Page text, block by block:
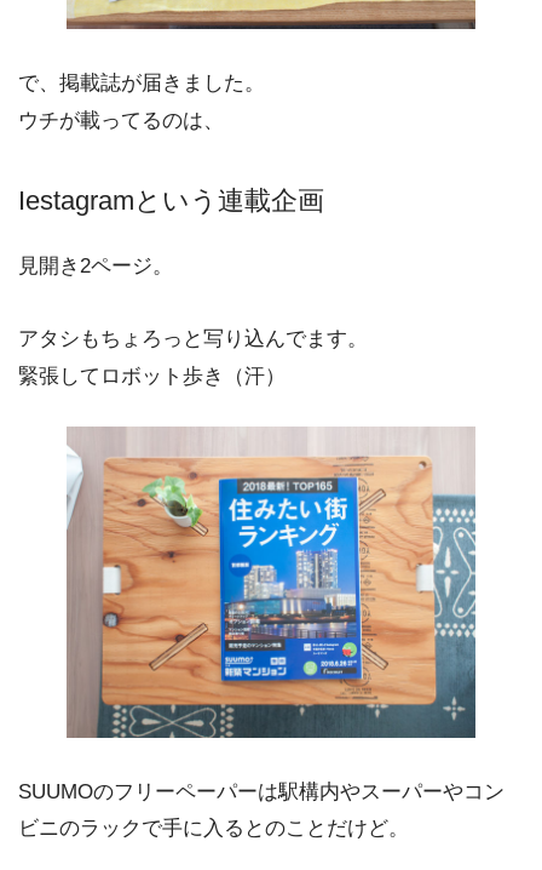
で、掲載誌が届きました。
ウチが載ってるのは、
Iestagramという連載企画
見開き2ページ。
アタシもちょろっと写り込んでます。
緊張してロボット歩き（汗）
SUUMOのフリーペーパーは駅構内やスーパーやコン
ビニのラックで手に入るとのことだけど。